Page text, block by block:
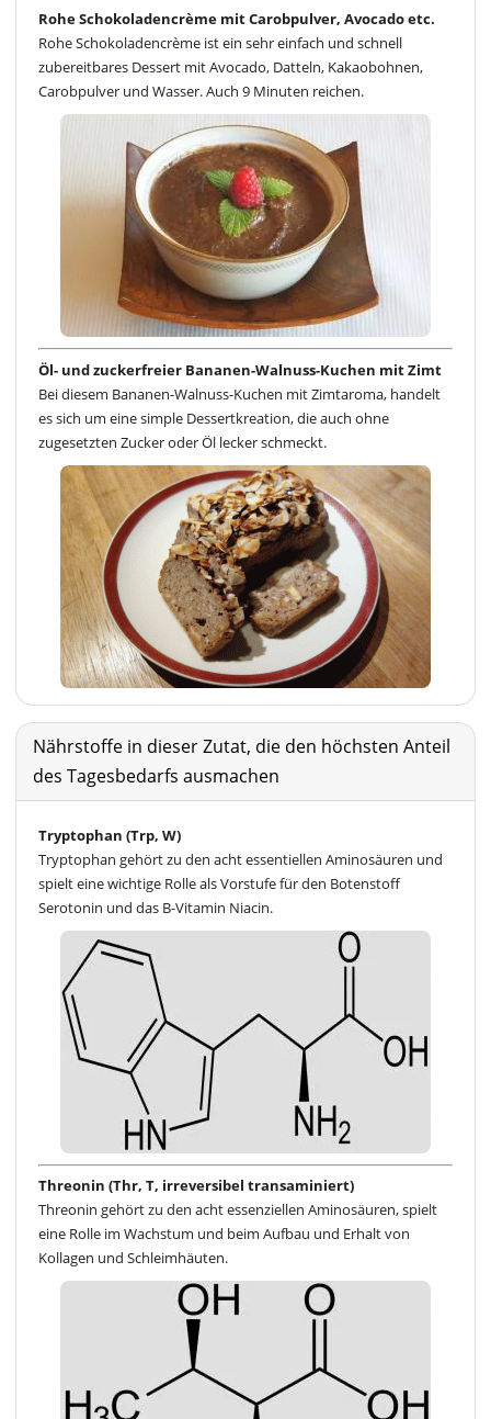
Rohe Schokoladencrème mit Carobpulver, Avocado etc.
Rohe Schokoladencrème ist ein sehr einfach und schnell
zubereitbares Dessert mit Avocado, Datteln, Kakaobohnen,
Carobpulver und Wasser. Auch 9 Minuten reichen.
Öl- und zuckerfreier Bananen-Walnuss-Kuchen mit Zimt
Bei diesem Bananen-Walnuss-Kuchen mit Zimtaroma, handelt
es sich um eine simple Dessertkreation, die auch ohne
zugesetzten Zucker oder Öl lecker schmeckt.
Nährstoffe in dieser Zutat, die den höchsten Anteil
des Tagesbedarfs ausmachen
Tryptophan (Trp, W)
Tryptophan gehört zu den acht essentiellen Aminosäuren und
spielt eine wichtige Rolle als Vorstufe für den Botenstoff
Serotonin und das B-Vitamin Niacin.
Threonin (Thr, T, irreversibel transaminiert)
Threonin gehört zu den acht essenziellen Aminosäuren, spielt
eine Rolle im Wachstum und beim Aufbau und Erhalt von
Kollagen und Schleimhäuten.